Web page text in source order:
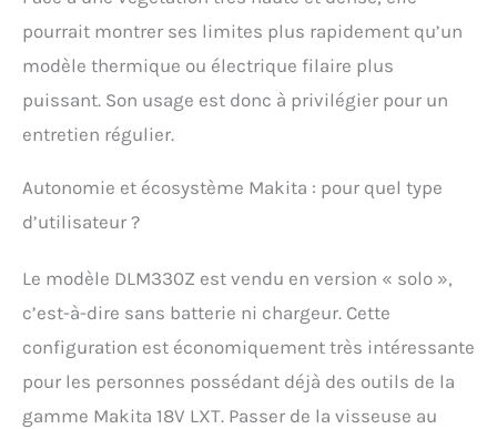
pourrait montrer ses limites plus rapidement qu’un
modèle thermique ou électrique filaire plus
puissant. Son usage est donc à privilégier pour un
entretien régulier.
Autonomie et écosystème Makita : pour quel type
d’utilisateur ?
Le modèle DLM330Z est vendu en version « solo »,
c’est-à-dire sans batterie ni chargeur. Cette
configuration est économiquement très intéressante
pour les personnes possédant déjà des outils de la
gamme Makita 18V LXT. Passer de la visseuse au